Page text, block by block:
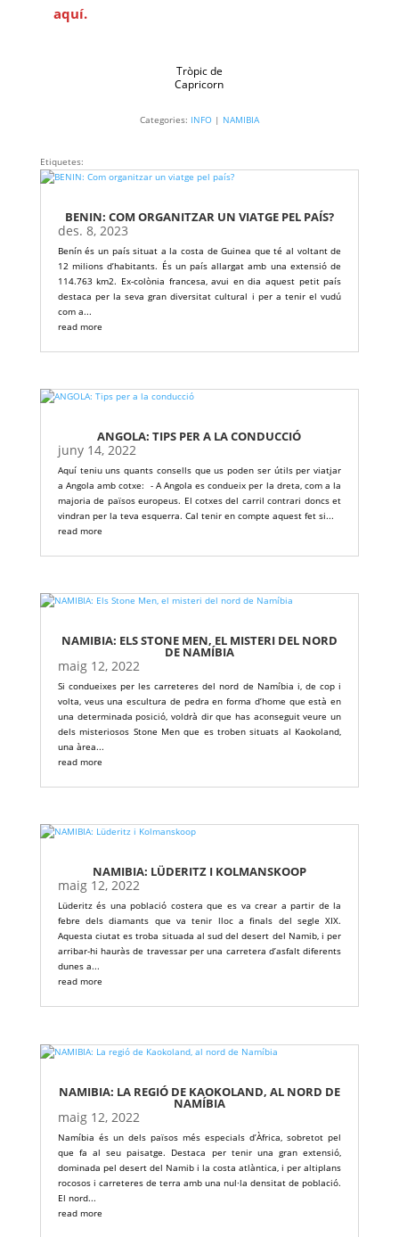
aquí.
Tròpic de
Capricorn
Categories: INFO| NAMIBIA
Etiquetes:
BENIN: COM ORGANITZAR UN VIATGE PEL PAÍS?
des. 8, 2023
Benín és un país situat a la costa de Guinea que té al voltant de
12 milions d’habitants. És un país allargat amb una extensió de
114.763 km2. Ex-colònia francesa, avui en dia aquest petit país
destaca per la seva gran diversitat cultural i per a tenir el vudú
com a...
read more
ANGOLA: TIPS PER A LA CONDUCCIÓ
juny 14, 2022
Aquí teniu uns quants consells que us poden ser útils per viatjar
a Angola amb cotxe: - A Angola es condueix per la dreta, com a la
majoria de països europeus. El cotxes del carril contrari doncs et
vindran per la teva esquerra. Cal tenir en compte aquest fet si...
read more
NAMIBIA: ELS STONE MEN, EL MISTERI DEL NORD
DE NAMÍBIA
maig 12, 2022
Si condueixes per les carreteres del nord de Namíbia i, de cop i
volta, veus una escultura de pedra en forma d’home que està en
una determinada posició, voldrà dir que has aconseguit veure un
dels misteriosos Stone Men que es troben situats al Kaokoland,
una àrea...
read more
NAMIBIA: LÜDERITZ I KOLMANSKOOP
maig 12, 2022
Lüderitz és una població costera que es va crear a partir de la
febre dels diamants que va tenir lloc a finals del segle XIX.
Aquesta ciutat es troba situada al sud del desert del Namib, i per
arribar-hi hauràs de travessar per una carretera d’asfalt diferents
dunes a...
read more
NAMIBIA: LA REGIÓ DE KAOKOLAND, AL NORD DE
NAMÍBIA
maig 12, 2022
Namíbia és un dels països més especials d’Àfrica, sobretot pel
que fa al seu paisatge. Destaca per tenir una gran extensió,
dominada pel desert del Namib i la costa atlàntica, i per altiplans
rocosos i carreteres de terra amb una nul·la densitat de població.
El nord...
read more